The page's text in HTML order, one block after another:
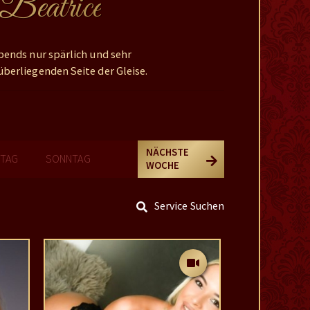
nur spärlich und sehr
Seite der Gleise.
SONNTAG
NÄCHSTE
WOCHE
Service Suchen